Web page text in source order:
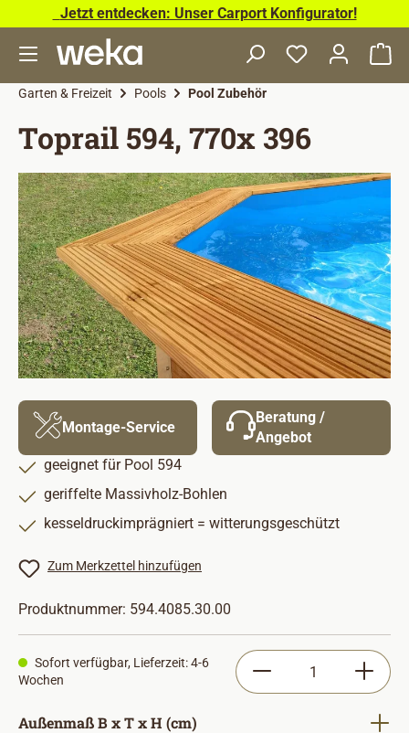
Zum Hauptinhalt springen
Jetzt entdecken: Unser Carport Konfigurator!
Garten & Freizeit Pools Pool Zubehör
Toprail 594, 770x 396
Bildergalerie überspringen
Montage-Service
Beratung /
Angebot
geeignet für Pool 594
geriffelte Massivholz-Bohlen
kesseldruckimprägniert = witterungsgeschützt
Zum Merkzettel hinzufügen
Produktnummer: 594.4085.30.00
Sofort verfügbar, Lieferzeit: 4-6
Wochen
Produkt Anzahl:
Außenmaß B x T x H (cm)